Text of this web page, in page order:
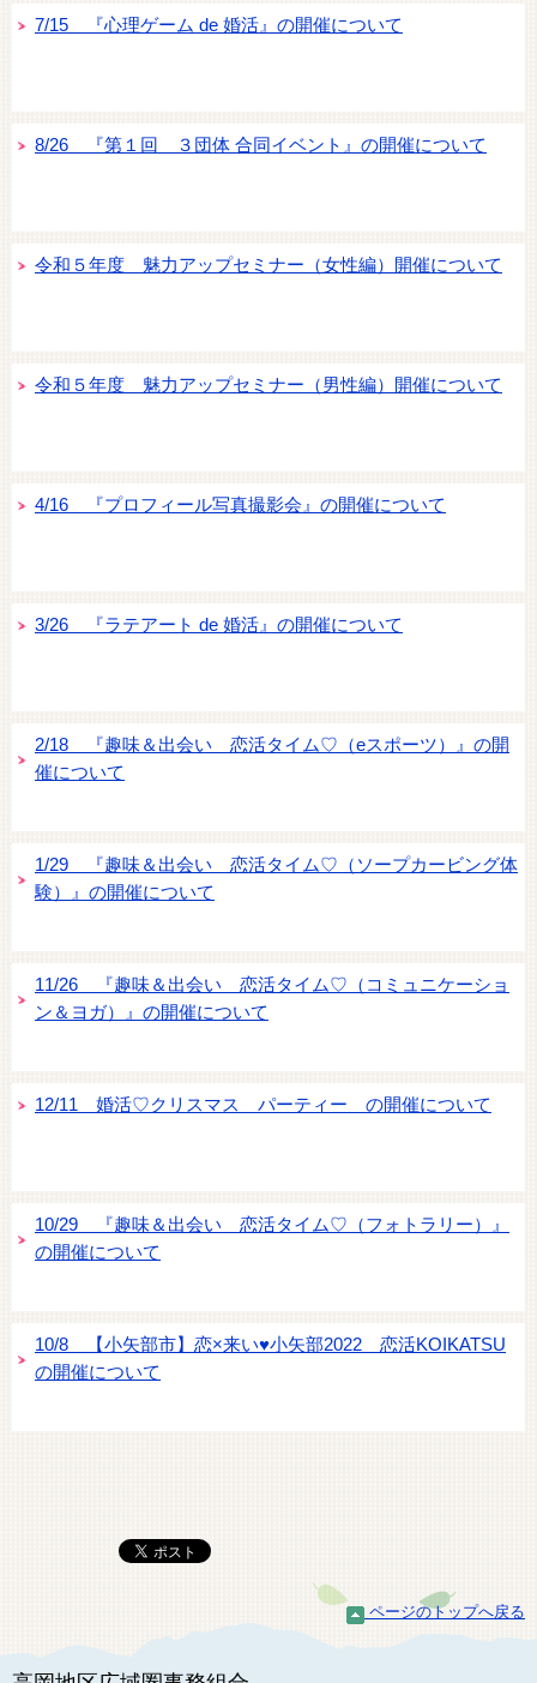
7/15 『心理ゲーム de 婚活』の開催について
8/26 『第１回 ３団体 合同イベント』の開催について
令和５年度 魅力アップセミナー（女性編）開催について
令和５年度 魅力アップセミナー（男性編）開催について
4/16 『プロフィール写真撮影会』の開催について
3/26 『ラテアート de 婚活』の開催について
2/18 『趣味＆出会い 恋活タイム♡（eスポーツ）』の開
催について
1/29 『趣味＆出会い 恋活タイム♡（ソープカービング体
験）』の開催について
11/26 『趣味＆出会い 恋活タイム♡（コミュニケーショ
ン＆ヨガ）』の開催について
12/11 婚活♡クリスマス パーティー の開催について
10/29 『趣味＆出会い 恋活タイム♡（フォトラリー）』
の開催について
10/8 【小矢部市】恋×来い♥小矢部2022 恋活KOIKATSU
の開催について
ページのトップへ戻る